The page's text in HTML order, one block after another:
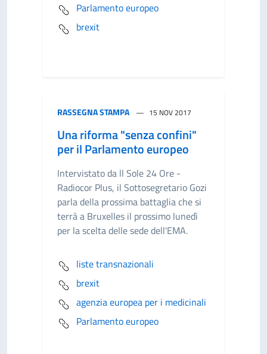
Parlamento europeo
brexit
RASSEGNA STAMPA 15 NOV 2017
Una riforma "senza confini"
per il Parlamento europeo
Intervistato da ll Sole 24 Ore -
Radiocor Plus, il Sottosegretario Gozi
parla della prossima battaglia che si
terrà a Bruxelles il prossimo lunedì
per la scelta delle sede dell'EMA.
liste transnazionali
brexit
agenzia europea per i medicinali
Parlamento europeo